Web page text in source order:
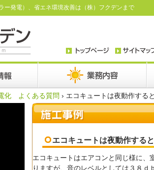
ー発電）、省エネ環境改善は（株）フクデンまで
化 よくある質問 › エコキュートは夜動作する
エコキュートは夜動作する
エコキュートはエアコンと同じ様に、
りますが、音のレベルとしては３８